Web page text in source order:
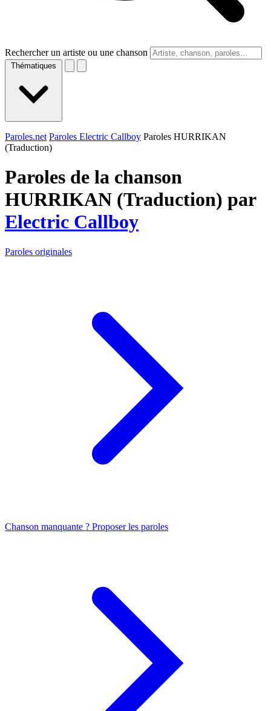
Rechercher un artiste ou une chanson
Thématiques
Paroles.net Paroles Electric Callboy Paroles HURRIKAN
(Traduction)
Paroles de la chanson
HURRIKAN (Traduction) par
Electric Callboy
Paroles originales
Chanson manquante ? Proposer les paroles